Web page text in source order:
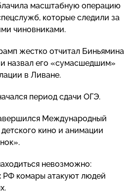
масштабную операцию
которые следили за
чиновниками.
жестко отчитал Биньямина
и назвал его «сумасшедшим»
в Ливане.
период сдачи ОГЭ.
Международный
кино и анимации
невозможно:
РФ комары атакуют людей